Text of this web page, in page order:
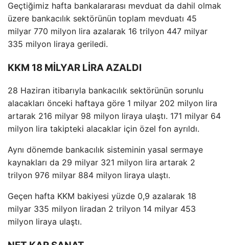
Geçtiğimiz hafta bankalararası mevduat da dahil olmak
üzere bankacılık sektörünün toplam mevduatı 45
milyar 770 milyon lira azalarak 16 trilyon 447 milyar
335 milyon liraya geriledi.
KKM 18 MİLYAR LİRA AZALDI
28 Haziran itibarıyla bankacılık sektörünün sorunlu
alacakları önceki haftaya göre 1 milyar 202 milyon lira
artarak 216 milyar 98 milyon liraya ulaştı. 171 milyar 64
milyon lira takipteki alacaklar için özel fon ayrıldı.
Aynı dönemde bankacılık sisteminin yasal sermaye
kaynakları da 29 milyar 321 milyon lira artarak 2
trilyon 976 milyar 884 milyon liraya ulaştı.
Geçen hafta KKM bakiyesi yüzde 0,9 azalarak 18
milyar 335 milyon liradan 2 trilyon 14 milyar 453
milyon liraya ulaştı.